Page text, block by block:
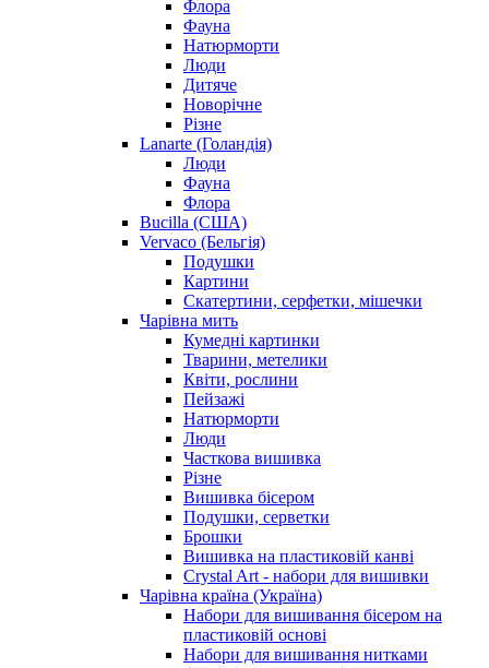
Флора
Фауна
Натюрморти
Люди
Дитяче
Новорічне
Різне
Lanarte (Голандія)
Люди
Фауна
Флора
Bucilla (США)
Vervaco (Бельгія)
Подушки
Картини
Скатертини, серфетки, мішечки
Чарiвна мить
Кумедні картинки
Тварини, метелики
Квіти, рослини
Пейзажі
Натюрморти
Люди
Часткова вишивка
Різне
Вишивка бісером
Подушки, серветки
Брошки
Вишивка на пластиковій канві
Crystal Art - набори для вишивки
Чарівна країна (Україна)
Набори для вишивання бісером на
пластиковій основі
Набори для вишивання нитками